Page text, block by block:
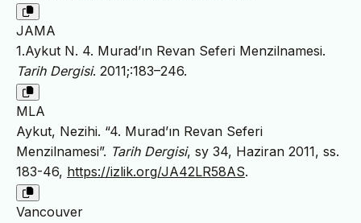
JAMA
1.Aykut N. 4. Murad’ın Revan Seferi Menzilnamesi.
Tarih Dergisi. 2011;:183–246.
MLA
Aykut, Nezihi. “4. Murad’ın Revan Seferi
Menzilnamesi”. Tarih Dergisi, sy 34, Haziran 2011, ss.
183-46, https://izlik.org/JA42LR58AS.
Vancouver